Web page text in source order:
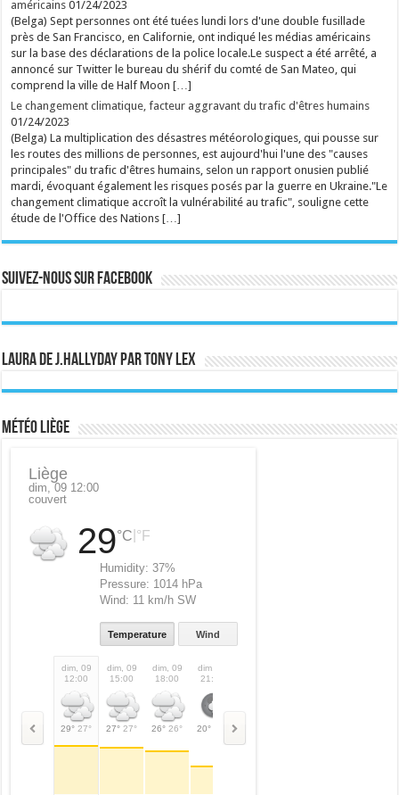
marionnette Tatayet, est décédé à 77 ans. ...
Ecrit le 08/08 08:15
rss
américains 01/24/2023
(Belga) Sept personnes ont été tuées lundi lors d'une double fusillade
près de San Francisco, en Californie, ont indiqué les médias américains
sur la base des déclarations de la police locale.Le suspect a été arrêté, a
annoncé sur Twitter le bureau du shérif du comté de San Mateo, qui
comprend la ville de Half Moon […]
Le changement climatique, facteur aggravant du trafic d'êtres humains
01/24/2023
(Belga) La multiplication des désastres météorologiques, qui pousse sur
les routes des millions de personnes, est aujourd'hui l'une des "causes
principales" du trafic d'êtres humains, selon un rapport onusien publié
mardi, évoquant également les risques posés par la guerre en Ukraine."Le
changement climatique accroît la vulnérabilité au trafic", souligne cette
étude de l'Office des Nations […]
Suivez-nous sur Facebook
Laura de J.Hallyday par Tony Lex
Météo Liège
Liège
dim, 09 12:00
couvert
29°C °F
Humidity:37%
Pressure: 1014 hPa
Wind: 11 km/h SW
Temperature Wind
dim, 09
12:00
29° 27°
dim, 09
15:00
27° 27°
dim, 09
18:00
26° 26°
dim, 09
21:00
20°